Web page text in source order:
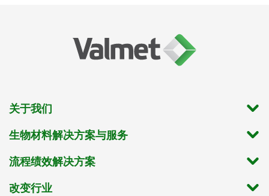
关于我们
生物材料解决方案与服务
流程绩效解决方案
改变行业